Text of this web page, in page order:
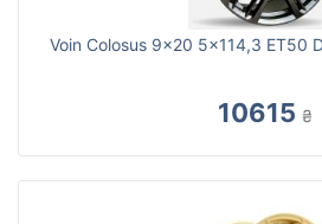
Voin Colosus 9x20 5x114,3 ET50
10615 ₴